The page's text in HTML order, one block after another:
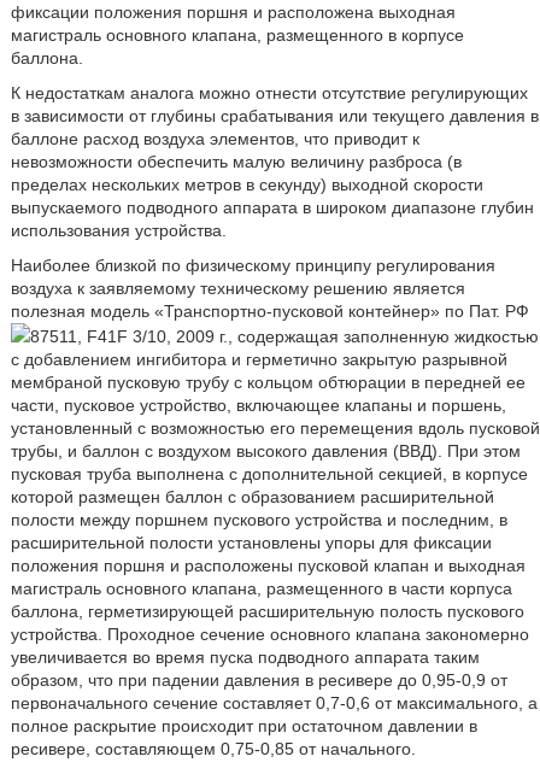
фиксации положения поршня и расположена выходная
магистраль основного клапана, размещенного в корпусе
баллона.
К недостаткам аналога можно отнести отсутствие регулирующих
в зависимости от глубины срабатывания или текущего давления в
баллоне расход воздуха элементов, что приводит к
невозможности обеспечить малую величину разброса (в
пределах нескольких метров в секунду) выходной скорости
выпускаемого подводного аппарата в широком диапазоне глубин
использования устройства.
Наиболее близкой по физическому принципу регулирования
воздуха к заявляемому техническому решению является
полезная модель «Транспортно-пусковой контейнер» по Пат. РФ
87511, F41F 3/10, 2009 г., содержащая заполненную жидкостью
с добавлением ингибитора и герметично закрытую разрывной
мембраной пусковую трубу с кольцом обтюрации в передней ее
части, пусковое устройство, включающее клапаны и поршень,
установленный с возможностью его перемещения вдоль пусковой
трубы, и баллон с воздухом высокого давления (ВВД). При этом
пусковая труба выполнена с дополнительной секцией, в корпусе
которой размещен баллон с образованием расширительной
полости между поршнем пускового устройства и последним, в
расширительной полости установлены упоры для фиксации
положения поршня и расположены пусковой клапан и выходная
магистраль основного клапана, размещенного в части корпуса
баллона, герметизирующей расширительную полость пускового
устройства. Проходное сечение основного клапана закономерно
увеличивается во время пуска подводного аппарата таким
образом, что при падении давления в ресивере до 0,95-0,9 от
первоначального сечение составляет 0,7-0,6 от максимального, а
полное раскрытие происходит при остаточном давлении в
ресивере, составляющем 0,75-0,85 от начального.